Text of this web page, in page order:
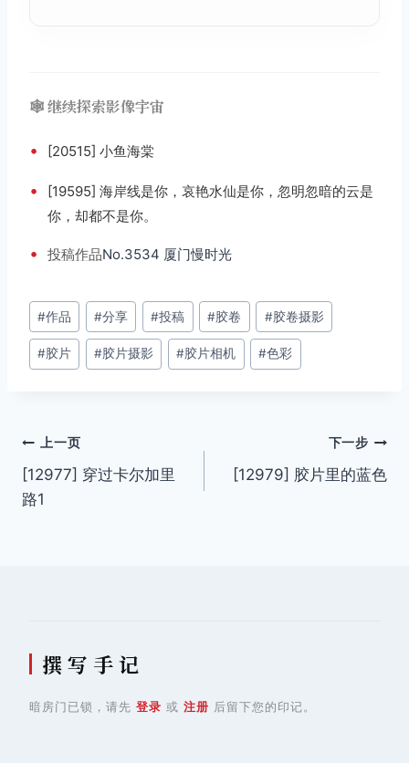
🕸️ 继续探索影像宇宙
• [20515] 小鱼海棠
•
[19595] 海岸线是你，哀艳水仙是你，忽明忽暗的云是
你，却都不是你。
• 投稿作品No.3534 厦门慢时光
文
章
标
#作品 #分享 #投稿 #胶卷 #胶卷摄影
#胶片 #胶片摄影 #胶片相机 #色彩
文
章
上一页
[12977] 穿过卡尔加里
路1
下一步
[12979] 胶片里的蓝色
撰 写 手 记
暗房门已锁，请先 登录 或 注册 后留下您的印记。